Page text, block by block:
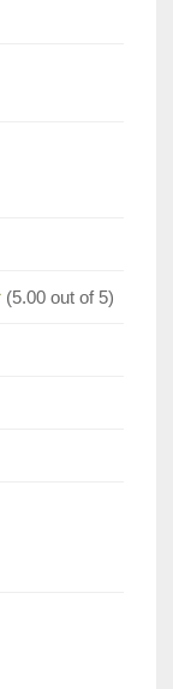
(5.00 out of 5)